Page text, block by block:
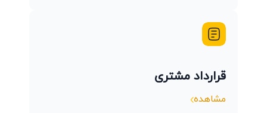
قرارداد مشتری
مشاهده